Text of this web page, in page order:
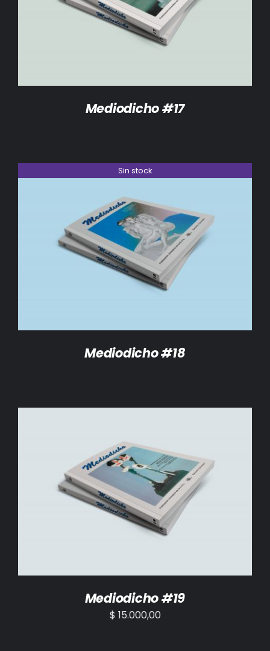
DETALLES
Mediodicho #17
Sin stock
DETALLES
Mediodicho #18
AÑADIR AL CARRITO / DETALLES
Mediodicho #19
$ 15.000,00